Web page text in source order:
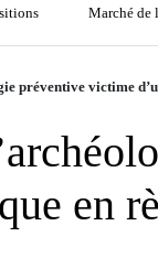
Marché de
préventive victime
en